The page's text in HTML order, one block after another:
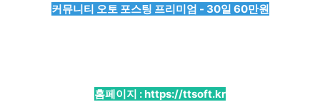
커뮤니티 오토 포스팅 프리미엄 - 30일 60만원
홈페이지 :https://ttsoft.kr